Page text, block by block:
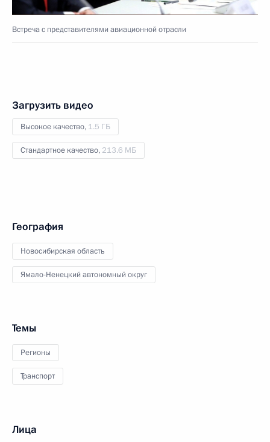
Встреча с представителями авиационной отрасли
Загрузить видео
Высокое качество, 1.5 ГБ
Стандартное качество, 213.6 МБ
География
Новосибирская область
Ямало-Ненецкий автономный округ
Темы
Регионы
Транспорт
Лица